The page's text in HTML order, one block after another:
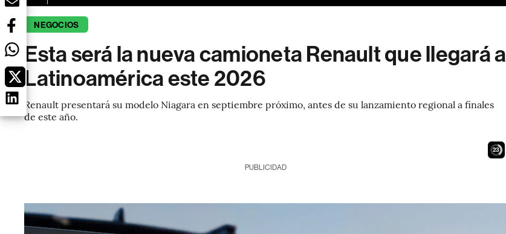
NEGOCIOS
Esta será la nueva camioneta Renault que llegará a
Latinoamérica este 2026
Renault presentará su modelo Niagara en septiembre próximo, antes de su lanzamiento regional a finales
de este año.
21
PUBLICIDAD